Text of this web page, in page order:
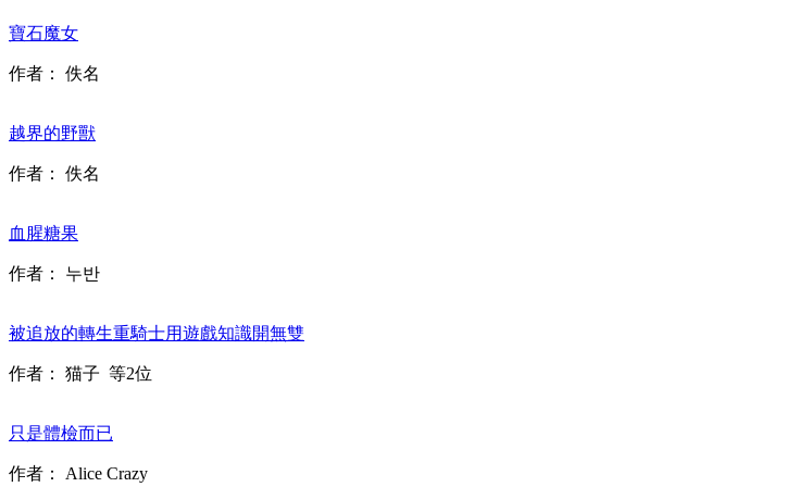
寶石魔女
作者： 佚名
越界的野獸
作者： 佚名
血腥糖果
作者： 누반
被追放的轉生重騎士用遊戲知識開無雙
作者： 猫子 等2位
只是體檢而已
作者： Alice Crazy